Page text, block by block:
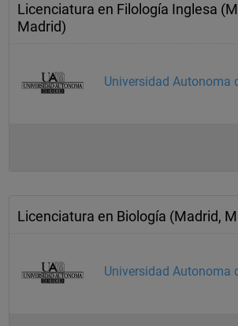
Licenciatura en Filología Inglesa
Madrid)
Universidad Autonoma
Licenciatura en Biología (Madrid,
Universidad Autonoma